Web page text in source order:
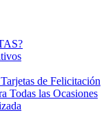
de Felicitación
Todas las Ocasiones